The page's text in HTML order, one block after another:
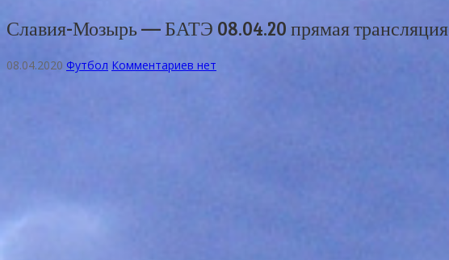
Славия-Мозырь — БАТЭ 08.04.20 прямая трансляция
08.04.2020 Футбол Комментариев нет